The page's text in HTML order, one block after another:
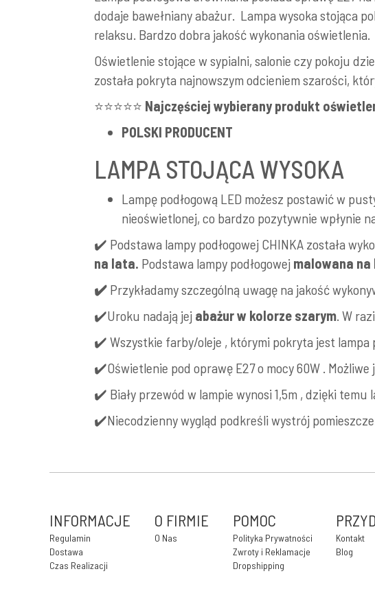
dodaje bawełniany abażur. Lampa wysoka stojąca
relaksu. Bardzo dobra jakość wykonania oświetlenia.
Oświetlenie stojące w sypialni, salonie czy pokoju
została pokryta najnowszym odcieniem szarości,
⭐⭐⭐⭐⭐ Najczęściej wybierany produkt
POLSKI PRODUCENT
LAMPA STOJĄCA WYSOKA
Lampę podłogową LED możesz postawić w
nieoświetlonej, co bardzo pozytywnie wpłynie
✔️ Podstawa lampy podłogowej CHINKA została
na lata. Podstawa lampy podłogowej malowana na
✔️ Przykładamy szczególną uwagę na jakość
✔️Uroku nadają jej abażur w kolorze szarym. W
✔️ Wszystkie farby/oleje , którymi pokryta jest lampa
✔️Oświetlenie pod oprawę E27 o mocy 60W .
✔️ Biały przewód w lampie wynosi 1,5m , dzięki
✔️Niecodzienny wygląd podkreśli wystrój
INFORMACJE
Regulamin
Dostawa
Czas Realizacji
O FIRMIE
O Nas
POMOC
Polityka Prywatności
Zwroty i Reklamacje
Dropshipping
Kontakt
Blog